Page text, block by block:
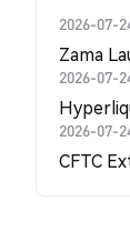
2026-07-
Zama
2026-07-
2026-07-
CFTC